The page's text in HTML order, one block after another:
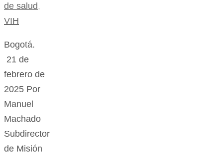
de salud,
VIH
Bogotá.
21 de
febrero de
2025 Por
Manuel
Machado
Subdirector
de Misión